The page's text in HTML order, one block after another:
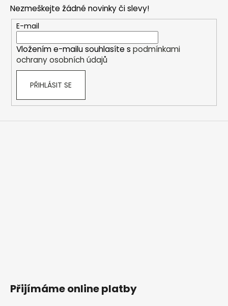
Nezmeškejte žádné novinky či slevy!
E-mail
Vložením e-mailu souhlasíte s podmínkami
ochrany osobních údajů
PŘIHLÁSIT SE
Přijímáme online platby